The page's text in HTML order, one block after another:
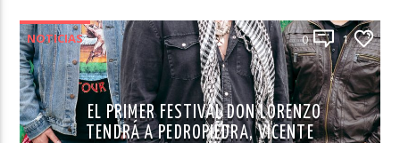
NOTICIAS 0 1
EL PRIMER FESTIVAL DON LORENZO
TENDRÁ A PEDROPIEDRA, VICENTE